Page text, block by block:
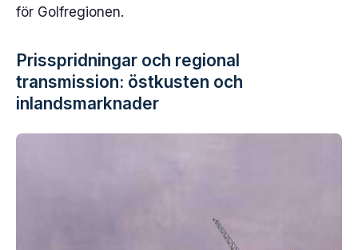
för Golfregionen.
Prisspridningar och regional
transmission: östkusten och
inlandsmarknader